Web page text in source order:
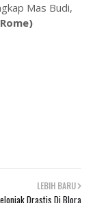
Mas Budi,
LEBIH BARU
Drastis Di Blora